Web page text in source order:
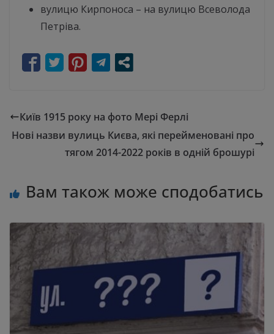
вулицю Кирпоноса – на вулицю Всеволода
Петріва.
Київ 1915 року на фото Мері Ферлі
Нові назви вулиць Києва, які перейменовані про
тягом 2014-2022 років в одній брошурі
Вам також може сподобатись